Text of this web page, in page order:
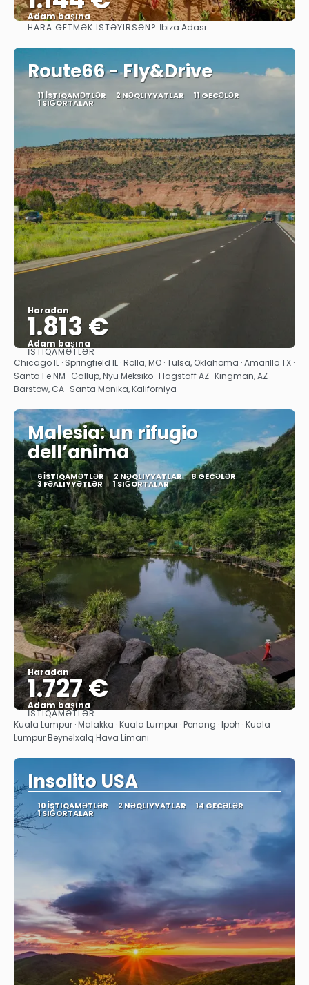
Adam başına
Baxın
HARA GETMƏK ISTƏYIRSƏN?:İbiza Adası
Route66 - Fly&Drive
11 İSTIQAMƏTLƏR 2 NƏQLIYYATLAR 11 GECƏLƏR
1 SIĞORTALAR
Haradan
1.813 €
Adam başına
Baxın
İSTIQAMƏTLƏR
Chicago IL · Springfield IL · Rolla, MO · Tulsa, Oklahoma · Amarillo TX ·
Santa Fe NM · Gallup, Nyu Meksiko · Flagstaff AZ · Kingman, AZ ·
Barstow, CA · Santa Monika, Kaliforniya
Malesia: un rifugio
dell’anima
6 İSTIQAMƏTLƏR 2 NƏQLIYYATLAR 8 GECƏLƏR
3 FƏALIYYƏTLƏR 1 SIĞORTALAR
Haradan
1.727 €
Adam başına
Baxın
İSTIQAMƏTLƏR
Kuala Lumpur · Malakka · Kuala Lumpur · Penang · Ipoh · Kuala
Lumpur Beynəlxalq Hava Limanı
Insolito USA
10 İSTIQAMƏTLƏR 2 NƏQLIYYATLAR 14 GECƏLƏR
1 SIĞORTALAR